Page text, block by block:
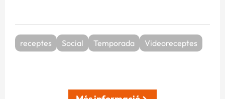
receptes Social Temporada Videoreceptes